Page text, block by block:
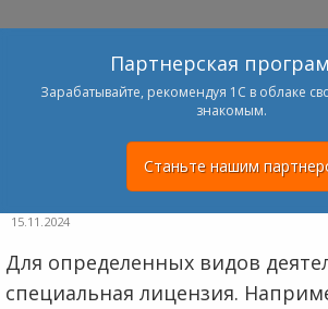
Партнерская
Зарабатывайте, рекомендуя 1С в облаке
знакомым.
Станьте нашим
15.11.2024
Для определенных видов
специальная лицензия.